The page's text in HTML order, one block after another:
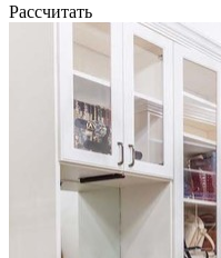
Рассчитать